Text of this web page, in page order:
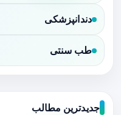
دندانپزشکی
طب سنتی
جدیدترین مطالب